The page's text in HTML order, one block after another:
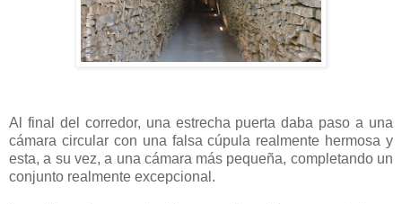
Al final del corredor, una estrecha puerta daba paso a una
cámara circular con una falsa cúpula realmente hermosa y
esta, a su vez, a una cámara más pequeña, completando un
conjunto realmente excepcional.